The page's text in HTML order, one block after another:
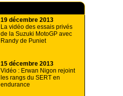
19 décembre 2013
La vidéo des essais privés
de la Suzuki MotoGP avec
Randy de Puniet
15 décembre 2013
Vidéo : Erwan Nigon rejoint
les rangs du SERT en
endurance